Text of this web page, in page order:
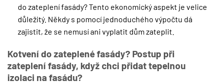
do zateplení fasády? Tento ekonomický aspekt je velice
důležitý. Někdy s pomocí jednoduchého výpočtu dá
zajistit, že se nemusí ani vyplatit dům zateplit.
Kotvení do zateplené fasády? Postup při
zateplení fasády, když chci přidat tepelnou
izolaci na fasádu?